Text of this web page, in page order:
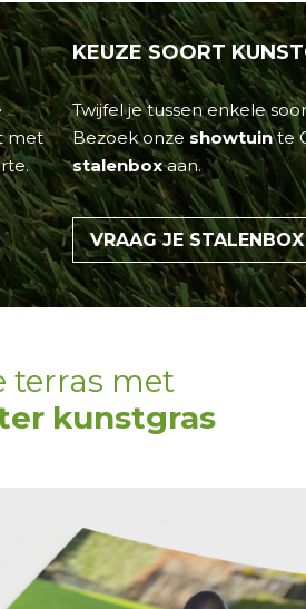
met
.
KEUZESOORT
Twijfel je tussen enkele
Bezoek onze showtuin te
stalenbox aan.
VRAAG JE
terras met
kunstgras